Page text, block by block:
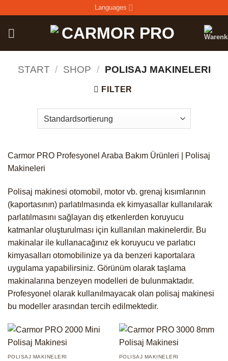
springen
Languages
START / SHOP / POLISAJ MAKINELERI
FILTER
Carmor PRO Profesyonel Araba Bakım Ürünleri | Polisaj
Makineleri
Polisaj makinesi otomobil, motor vb. grenaj kısımlarının
(kaportasının) parlatılmasında ek kimyasallar kullanılarak
parlatılmasını sağlayan dış etkenlerden koruyucu
katmanlar oluşturulması için kullanılan makinelerdir. Bu
makinalar ile kullanacağınız ek koruyucu ve parlatıcı
kimyasalları otomobilinize ya da benzeri kaportalara
uygulama yapabilirsiniz. Görünüm olarak taşlama
makinalarına benzeyen modelleri de bulunmaktadır.
Profesyonel olarak kullanılmayacak olan polisaj makinesi
bu modeller arasından tercih edilmektedir.
POLISAJ MAKINELERI POLISAJ MAKINELERI